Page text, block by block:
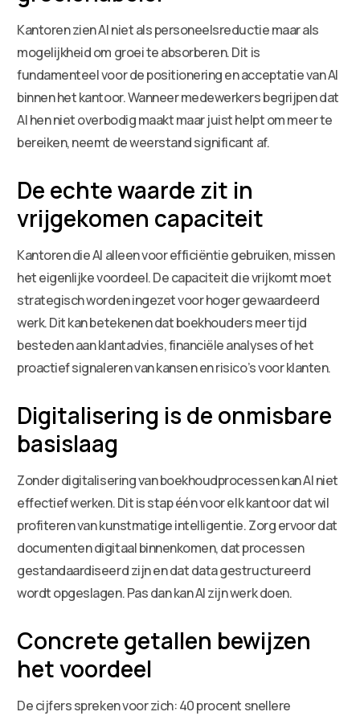
Kantoren zien AI niet als personeelsreductie maar als
mogelijkheid om groei te absorberen. Dit is
fundamenteel voor de positionering en acceptatie van AI
binnen het kantoor. Wanneer medewerkers begrijpen dat
AI hen niet overbodig maakt maar juist helpt om meer te
bereiken, neemt de weerstand significant af.
De echte waarde zit in
vrijgekomen capaciteit
Kantoren die AI alleen voor efficiëntie gebruiken, missen
het eigenlijke voordeel. De capaciteit die vrijkomt moet
strategisch worden ingezet voor hoger gewaardeerd
werk. Dit kan betekenen dat boekhouders meer tijd
besteden aan klantadvies, financiële analyses of het
proactief signaleren van kansen en risico’s voor klanten.
Digitalisering is de onmisbare
basislaag
Zonder digitalisering van boekhoudprocessen kan AI niet
effectief werken. Dit is stap één voor elk kantoor dat wil
profiteren van kunstmatige intelligentie. Zorg ervoor dat
documenten digitaal binnenkomen, dat processen
gestandaardiseerd zijn en dat data gestructureerd
wordt opgeslagen. Pas dan kan AI zijn werk doen.
Concrete getallen bewijzen
het voordeel
De cijfers spreken voor zich: 40 procent snellere